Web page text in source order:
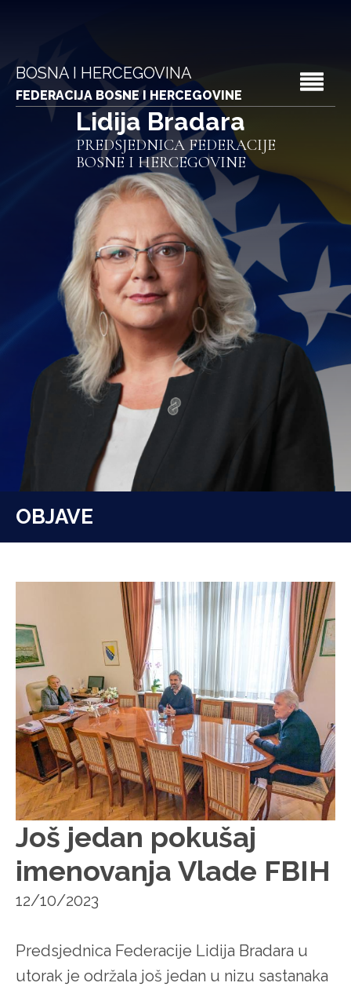
BOSNA I HERCEGOVINA
FEDERACIJA BOSNE I HERCEGOVINE
Lidija Bradara
PREDSJEDNICA FEDERACIJE
BOSNE I HERCEGOVINE
OBJAVE
Još jedan pokušaj
imenovanja Vlade FBIH
12/10/2023
Predsjednica Federacije Lidija Bradara u
utorak je održala još jedan u nizu sastanaka